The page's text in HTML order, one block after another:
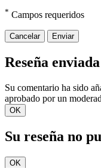
* Campos requeridos
Cancelar Enviar
Reseña enviada
Su comentario ha sido
aprobado por un
OK
Su reseña no
OK